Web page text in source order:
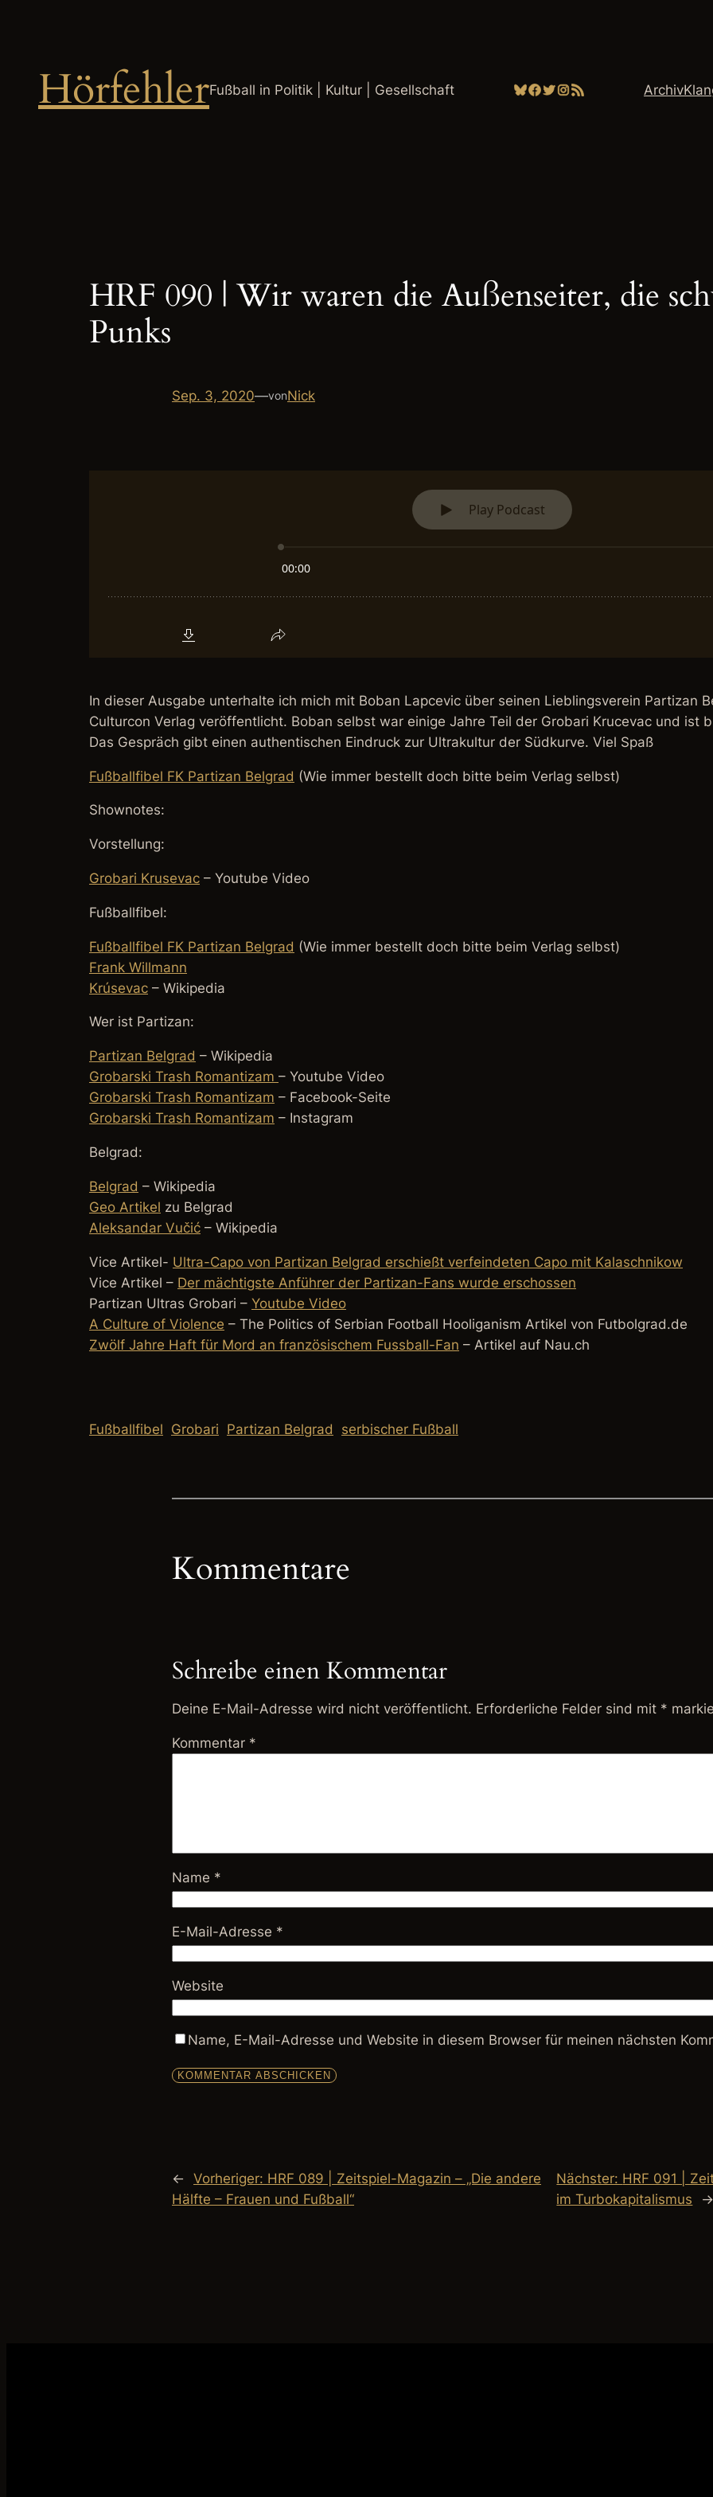
HörfehlerFußball in Politik | Kultur | Gesellschaft Bluesky
Facebook
Twitter
Instagram
RSS-Feed Archiv
HRF 090 | Wir waren die Außenseiter, die
Punks
Sep. 3, 2020—vonNick
In dieser Ausgabe unterhalte ich mich mit Boban Lapcevic über seinen Lieblingsverein Partizan
Culturcon Verlag veröffentlicht. Boban selbst war einige Jahre Teil der Grobari Krucevac und ist
Das Gespräch gibt einen authentischen Eindruck zur Ultrakultur der Südkurve. Viel Spaß
Fußballfibel FK Partizan Belgrad (Wie immer bestellt doch bitte beim Verlag selbst)
Shownotes:
Vorstellung:
Grobari Krusevac – Youtube Video
Fußballfibel:
Fußballfibel FK Partizan Belgrad (Wie immer bestellt doch bitte beim Verlag selbst)
Frank Willmann
Krúsevac – Wikipedia
Wer ist Partizan:
Partizan Belgrad – Wikipedia
Grobarski Trash Romantizam – Youtube Video
Grobarski Trash Romantizam – Facebook-Seite
Grobarski Trash Romantizam – Instagram
Belgrad:
Belgrad – Wikipedia
Geo Artikel zu Belgrad
Aleksandar Vučić – Wikipedia
Vice Artikel- Ultra-Capo von Partizan Belgrad erschießt verfeindeten Capo mit Kalaschnikow
Vice Artikel – Der mächtigste Anführer der Partizan-Fans wurde erschossen
Partizan Ultras Grobari – Youtube Video
A Culture of Violence – The Politics of Serbian Football Hooliganism Artikel von Futbolgrad.de
Zwölf Jahre Haft für Mord an französischem Fussball-Fan – Artikel auf Nau.ch
Fußballfibel Grobari Partizan Belgrad serbischer Fußball
Kommentare
Schreibe einen Kommentar
Deine E-Mail-Adresse wird nicht veröffentlicht. Erforderliche Felder sind mit *
Kommentar *
Name *
E-Mail-Adresse *
Website
Name, E-Mail-Adresse und Website in diesem Browser für meinen nächsten
← Vorheriger: HRF 089 | Zeitspiel-Magazin – „Die andere
Hälfte – Frauen und Fußball“
Nächster: HRF 091 |
im Turbokapitalismus